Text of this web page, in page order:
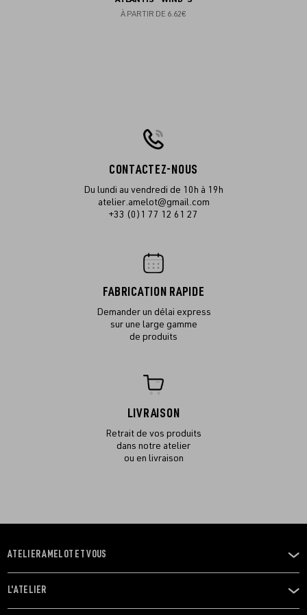
À PARTIR DE 6.62€
CONTACTEZ-NOUS
Du lundi au vendredi de 10h à 19h
atelier.amelot@gmail.com
+33 (0)1 77 12 61 27
FABRICATION RAPIDE
Demander un délai express
sur une large gamme
de produits
LIVRAISON
Retrait de vos produits
dans notre atelier
ou en livraison
OUVRIR
LE
MENU
ATELIER AMELOT ET VOUS
OUVRIR
LE
L'ATELIER